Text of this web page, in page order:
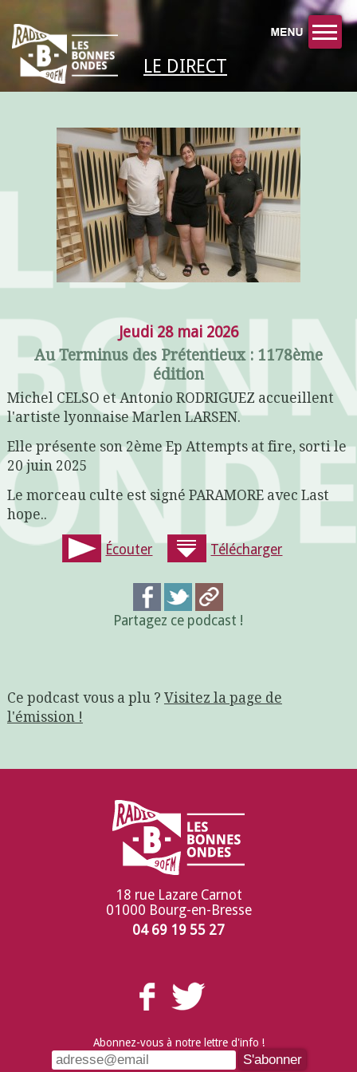
LE DIRECT
Jeudi 28 mai 2026
Au Terminus des Prétentieux : 1178ème
édition
Michel CELSO et Antonio RODRIGUEZ accueillent
l'artiste lyonnaise Marlen LARSEN.
Elle présente son 2ème Ep Attempts at fire, sorti le
20 juin 2025
Le morceau culte est signé PARAMORE avec Last
hope..
Écouter Télécharger
Partagez ce podcast !
Ce podcast vous a plu ? Visitez la page de
l'émission !
18 rue Lazare Carnot
01000 Bourg-en-Bresse
04 69 19 55 27
Abonnez-vous à notre lettre d'info !